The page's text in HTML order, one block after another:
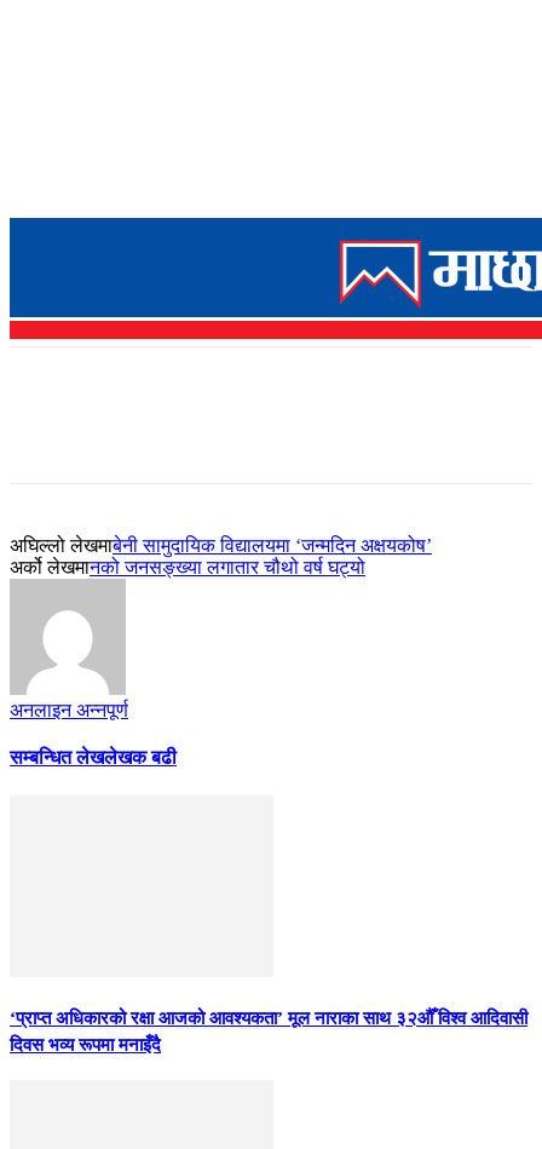
अघिल्लो लेखमाबेनी सामुदायिक विद्यालयमा ‘जन्मदिन अक्षयकोष’
अर्को लेखमानको जनसङ्ख्या लगातार चौथो वर्ष घट्यो
अनलाइन अन्नपूर्ण
सम्बन्धित लेखलेखक बढी
‘प्राप्त अधिकारको रक्षा आजको आवश्यकता’ मूल नाराका साथ ३२औँ विश्व आदिवासी
दिवस भव्य रूपमा मनाइँदै